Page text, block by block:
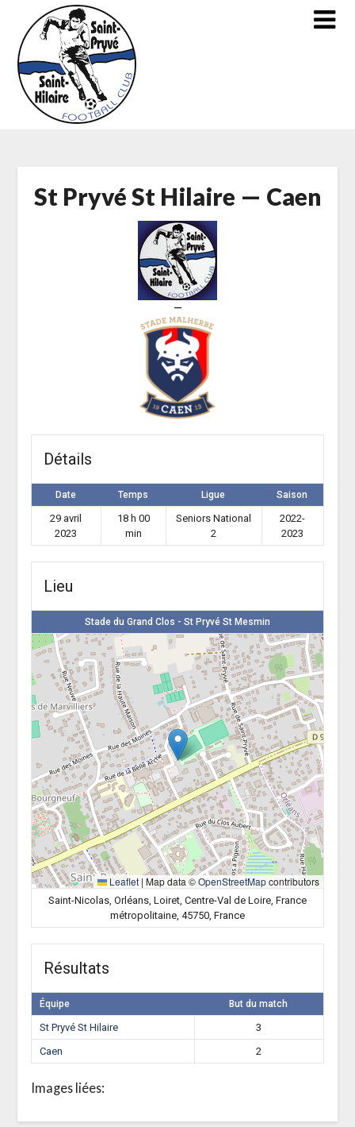
content
St Pryvé St Hilaire — Caen
—
Détails
Date Temps Ligue Saison
29 avril
2023
18 h 00
min
Seniors National
2
2022-
2023
Lieu
Stade du Grand Clos - St Pryvé St Mesmin
Leaflet | Map data ©OpenStreetMapcontributors
Saint-Nicolas, Orléans, Loiret, Centre-Val de Loire, France
métropolitaine, 45750, France
Résultats
Équipe But du match
St Pryvé St Hilaire
3
Caen
2
Images liées: